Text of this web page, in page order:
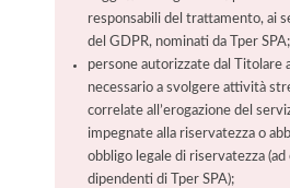
responsabili del trattamento, ai
del GDPR, nominati da Tper SPA;
persone autorizzate dal Titolare
necessario a svolgere attività
correlate all’erogazione del
impegnate alla riservatezza o
obbligo legale di riservatezza (ad
dipendenti di Tper SPA);